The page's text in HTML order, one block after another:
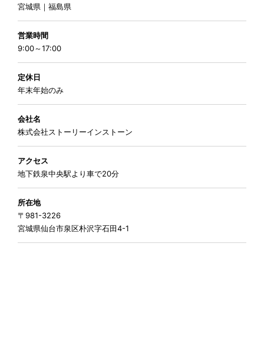
宮城県｜福島県
営業時間
9:00～17:00
定休日
年末年始のみ
会社名
株式会社ストーリーインストーン
アクセス
地下鉄泉中央駅より車で20分
所在地
〒981-3226
宮城県仙台市泉区朴沢字石田4-1